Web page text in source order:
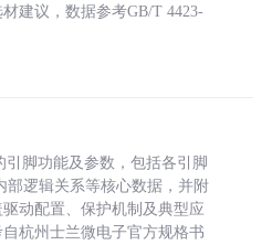
建议，数据参考GB/T 4423-
引脚功能及参数，包括各引脚
部逻辑关系等核心数据，并附
动配置、保护机制及典型应
杭州士兰微电子官方规格书